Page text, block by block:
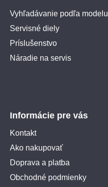
Vyhľadávanie podľa modelu
Servisné diely
Príslušenstvo
Náradie na servis
Informácie pre vás
Kontakt
Ako nakupovať
Doprava a platba
Obchodné podmienky